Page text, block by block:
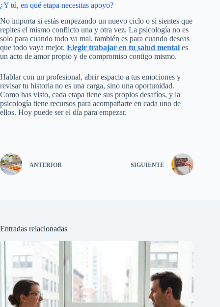
¿Y tú, en qué etapa necesitas apoyo?
No importa si estás empezando un nuevo ciclo o si sientes que
repites el mismo conflicto una y otra vez. La psicología no es
solo para cuando todo va mal, también es para cuando deseas
que todo vaya mejor. Elegir trabajar en tu salud mental es
un acto de amor propio y de compromiso contigo mismo.
Hablar con un profesional, abrir espacio a tus emociones y
revisar tu historia no es una carga, sino una oportunidad.
Como has visto, cada etapa tiene sus propios desafíos, y la
psicología tiene recursos para acompañarte en cada uno de
ellos. Hoy puede ser el día para empezar.
ANTERIOR SIGUIENTE
Entradas relacionadas